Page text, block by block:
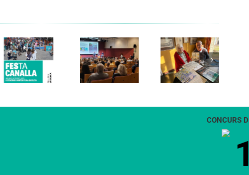
Cal Figarot
lidera el
primer
d’energia
comunitària
Els Verds
presenten el
llibre
“Petita
història
dels
CONCURS